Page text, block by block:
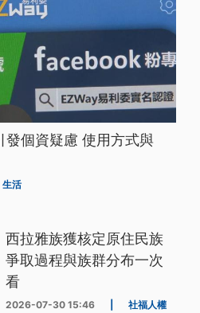
發個資疑慮 使用方式與
生活
西拉雅族獲核定原住民族
爭取過程與族群分布一次
看
2026-07-30 15:46 社福人權